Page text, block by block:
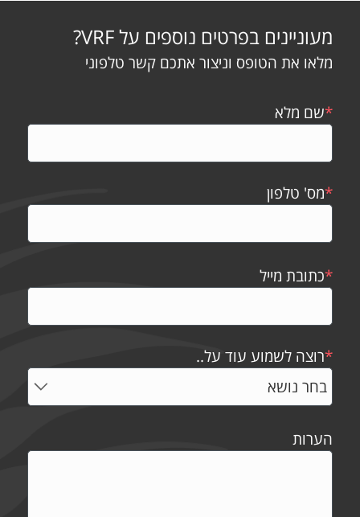
מעוניינים בפרטים נוספים על VRF?
מלאו את הטופס וניצור אתכם קשר טלפוני
*שם מלא
*מס' טלפון
*כתובת מייל
*רוצה לשמוע עוד על..
הערות